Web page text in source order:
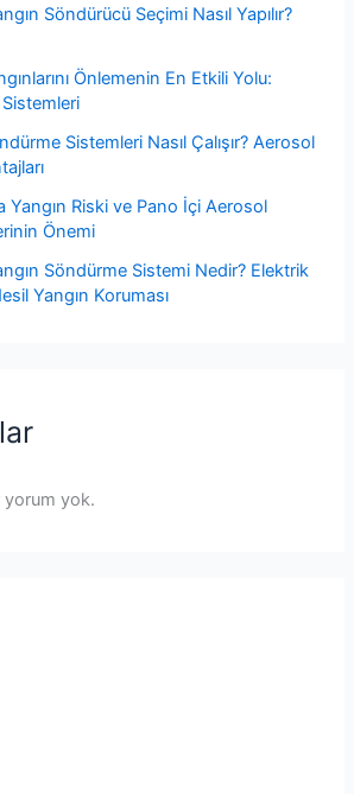
Söndürücü Seçimi Nasıl Yapılır?
Önlemenin En Etkili Yolu:
Sistemleri Nasıl Çalışır? Aerosol
Yangın Riski ve Pano İçi Aerosol
Önemi
Söndürme Sistemi Nedir? Elektrik
Yangın Koruması
yorum yok.